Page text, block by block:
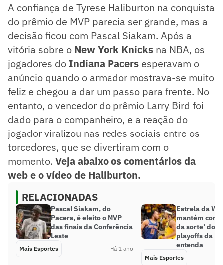
A confiança de Tyrese Haliburton na conquista
do prêmio de MVP parecia ser grande, mas a
decisão ficou com Pascal Siakam. Após a
vitória sobre o New York Knicks na NBA, os
jogadores do Indiana Pacers esperavam o
anúncio quando o armador mostrava-se muito
feliz e chegou a dar um passo para frente. No
entanto, o vencedor do prêmio Larry Bird foi
dado para o companheiro, e a reação do
jogador viralizou nas redes sociais entre os
torcedores, que se divertiram com o
momento. Veja abaixo os comentários da
web e o vídeo de Haliburton.
RELACIONADAS
Pascal Siakam, do
Pacers, é eleito o MVP
das finais da Conferência
Leste
Mais Esportes Há 1 ano
Estrela da
mantém
da sorte’ do
playoffs da
entenda
Mais Esportes